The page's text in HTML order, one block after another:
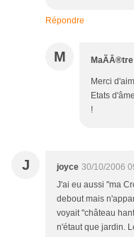
Répondre
M
Merci
Etats
!
J joyce 30/10/2006
J'ai eu aussi "ma
debout mais
voyait "château
n'étaut que jardin.